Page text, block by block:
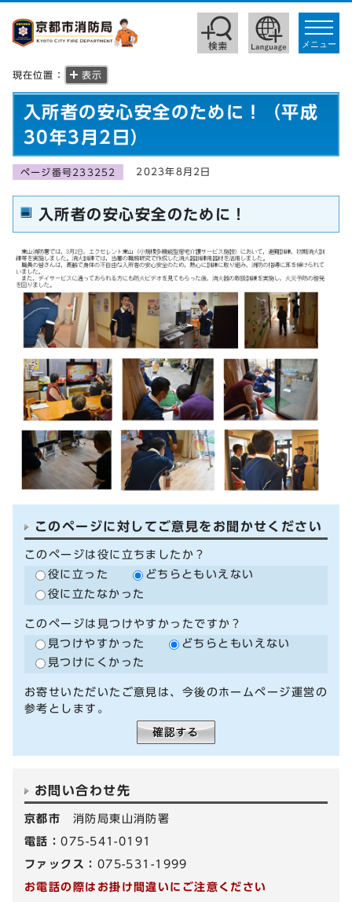
toggle
メニュー
現在位置： 表示
入所者の安心安全のために！（平成
30年3月2日）
ページ番号233252 2023年8月2日
入所者の安心安全のために！
このページに対してご意見をお聞かせください
このページは役に立ちましたか？
役に立った
どちらともいえない
役に立たなかった
このページは見つけやすかったですか？
見つけやすかった
どちらともいえない
見つけにくかった
お寄せいただいたご意見は、今後のホームページ運営の
参考とします。
お問い合わせ先
京都市 消防局東山消防署
電話：075-541-0191
ファックス： 075-531-1999
お電話の際はお掛け間違いにご注意ください